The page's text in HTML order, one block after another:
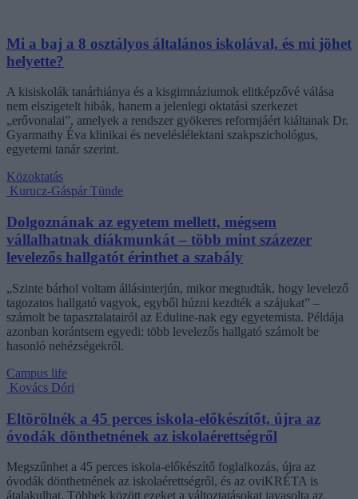
Mi a baj a 8 osztályos általános iskolával, és mi jöhet
helyette?
A kisiskolák tanárhiánya és a kisgimnáziumok elitképzővé válása
nem elszigetelt hibák, hanem a jelenlegi oktatási szerkezet
„erővonalai”, amelyek a rendszer gyökeres reformjáért kiáltanak Dr.
Gyarmathy Éva klinikai és neveléslélektani szakpszichológus,
egyetemi tanár szerint.
Közoktatás
Kurucz-Gáspár Tünde
Dolgoznának az egyetem mellett, mégsem
vállalhatnak diákmunkát – több mint százezer
levelezős hallgatót érinthet a szabály
„Szinte bárhol voltam állásinterjún, mikor megtudták, hogy levelező
tagozatos hallgató vagyok, egyből húzni kezdték a szájukat” –
számolt be tapasztalatairól az Eduline-nak egy egyetemista. Példája
azonban korántsem egyedi: több levelezős hallgató számolt be
hasonló nehézségekről.
Campus life
Kovács Dóri
Eltörölnék a 45 perces iskola-előkészítőt, újra az
óvodák dönthetnének az iskolaérettségről
Megszűnhet a 45 perces iskola-előkészítő foglalkozás, újra az
óvodák dönthetnének az iskolaérettségről, és az oviKRÉTA is
átalakulhat. Többek között ezeket a változtatásokat javasolta az